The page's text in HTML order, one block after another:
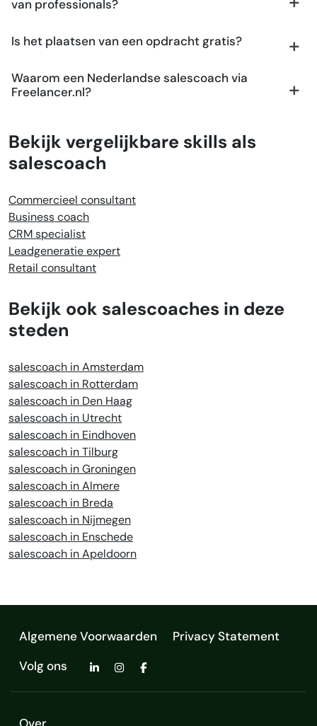
van professionals?
Is het plaatsen van een opdracht gratis?
Waarom een Nederlandse salescoach via
Freelancer.nl?
Bekijk vergelijkbare skills als
salescoach
Commercieel consultant
Business coach
CRM specialist
Leadgeneratie expert
Retail consultant
Bekijk ook salescoaches in deze
steden
salescoach in Amsterdam
salescoach in Rotterdam
salescoach in Den Haag
salescoach in Utrecht
salescoach in Eindhoven
salescoach in Tilburg
salescoach in Groningen
salescoach in Almere
salescoach in Breda
salescoach in Nijmegen
salescoach in Enschede
salescoach in Apeldoorn
Algemene Voorwaarden
Privacy Statement
Volg ons